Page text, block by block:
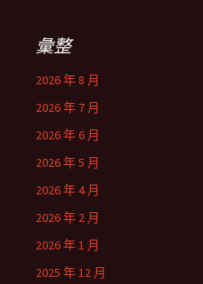
彙整
2026 年 8 月
2026 年 7 月
2026 年 6 月
2026 年 5 月
2026 年 4 月
2026 年 2 月
2026 年 1 月
2025 年 12 月